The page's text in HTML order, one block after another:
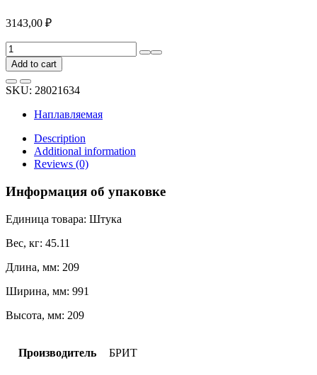
3143,00 ₽
Рулонный
битумно-
полимерный
материал
БРИТ
Стандарт
DSC15562
Add to cart
SKU: 28021634
Наплавляемая
Description
Additional information
Reviews (0)
Информация об упаковке
Единица товара: Штука
Вес, кг: 45.11
Длина, мм: 209
Ширина, мм: 991
Высота, мм: 209
Производитель БРИТ